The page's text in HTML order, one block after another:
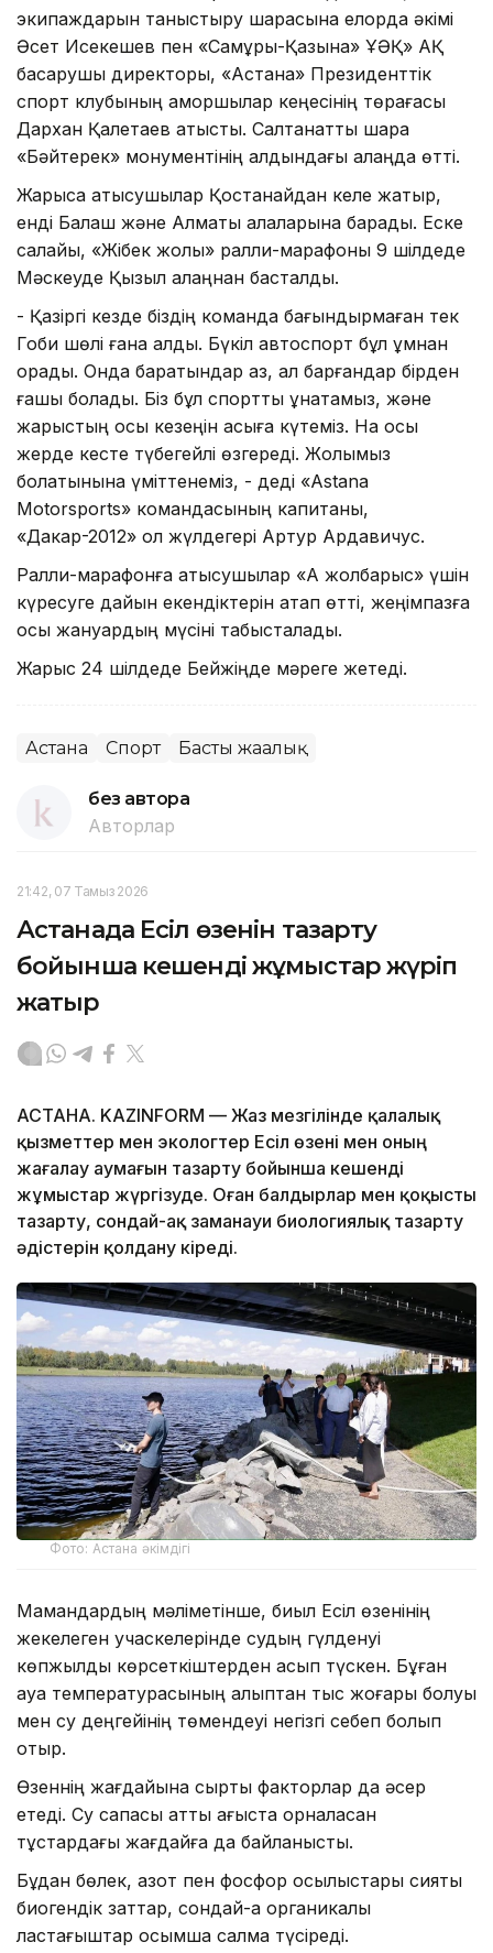
экипаждарын таныстыру шарасына елорда әкімі
Әсет Исекешев пен «Самұрық-Қазына» ҰӘҚ» АҚ
басқарушы директоры, «Астана» Президенттік
спорт клубының қамқоршылар кеңесінің төрағасы
Дархан Қалетаев қатысты. Салтанатты шара
«Бәйтерек» монументінің алдындағы алаңда өтті.
Жарысқа қатысушылар Қостанайдан келе жатыр,
енді Балқаш және Алматы қалаларына барады. Еске
салайық, «Жібек жолы» ралли-марафоны 9 шілдеде
Мәскеуде Қызыл алаңнан басталды.
- Қазіргі кезде біздің команда бағындырмаған тек
Гоби шөлі ғана қалды. Бүкіл автоспорт бұл құмнан
қорқады. Онда баратындар аз, ал барғандар бірден
ғашық болады. Біз бұл спортты ұнатамыз, және
жарыстың осы кезеңін асыға күтеміз. Нақ осы
жерде кесте түбегейлі өзгереді. Жолымыз
болатынына үміттенеміз, - деді «Astana
Motorsports» командасының капитаны,
«Дакар-2012» қол жүлдегері Артур Ардавичус.
Ралли-марафонға қатысушылар «Ақ жолбарыс» үшін
күресуге дайын екендіктерін атап өтті, жеңімпазға
осы жануардың мүсіні табысталады.
Жарыс 24 шілдеде Бейжіңде мәреге жетеді.
Астана Спорт Басты жаңалық
без автора
Авторлар
21:42, 07 Тамыз 2026
Астанада Есіл өзенін тазарту
бойынша кешенді жұмыстар жүріп
жатыр
АСТАНА. KAZINFORM — Жаз мезгілінде қалалық
қызметтер мен экологтер Есіл өзені мен оның
жағалау аумағын тазарту бойынша кешенді
жұмыстар жүргізуде. Оған балдырлар мен қоқысты
тазарту, сондай-ақ заманауи биологиялық тазарту
әдістерін қолдану кіреді.
Фото: Астана әкімдігі
Мамандардың мәліметінше, биыл Есіл өзенінің
жекелеген учаскелерінде судың гүлденуі
көпжылдық көрсеткіштерден асып түскен. Бұған
ауа температурасының қалыптан тыс жоғары болуы
мен су деңгейінің төмендеуі негізгі себеп болып
отыр.
Өзеннің жағдайына сыртқы факторлар да әсер
етеді. Су сапасы қатты ағыста орналасқан
тұстардағы жағдайға да байланысты.
Бұдан бөлек, азот пен фосфор қосылыстары сияқты
биогендік заттар, сондай-ақ органикалық
ластағыштар қосымша салмақ түсіреді.